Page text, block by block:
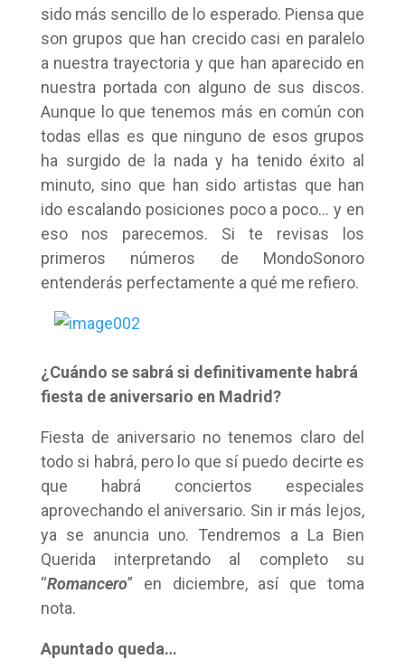
sido más sencillo de lo esperado. Piensa que
son grupos que han crecido casi en paralelo
a nuestra trayectoria y que han aparecido en
nuestra portada con alguno de sus discos.
Aunque lo que tenemos más en común con
todas ellas es que ninguno de esos grupos
ha surgido de la nada y ha tenido éxito al
minuto, sino que han sido artistas que han
ido escalando posiciones poco a poco… y en
eso nos parecemos. Si te revisas los
primeros números de MondoSonoro
entenderás perfectamente a qué me refiero.
¿Cuándo se sabrá si definitivamente habrá
fiesta de aniversario en Madrid?
Fiesta de aniversario no tenemos claro del
todo si habrá, pero lo que sí puedo decirte es
que habrá conciertos especiales
aprovechando el aniversario. Sin ir más lejos,
ya se anuncia uno. Tendremos a La Bien
Querida interpretando al completo su
“Romancero” en diciembre, así que toma
nota.
Apuntado queda…